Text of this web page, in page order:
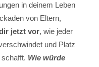
in deinem Leben
von Eltern,
jetzt vor, wie jeder
und Platz
Wie würde